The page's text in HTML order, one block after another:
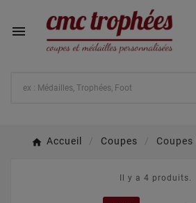

Accueil Coupes
Il y a 4 produits.